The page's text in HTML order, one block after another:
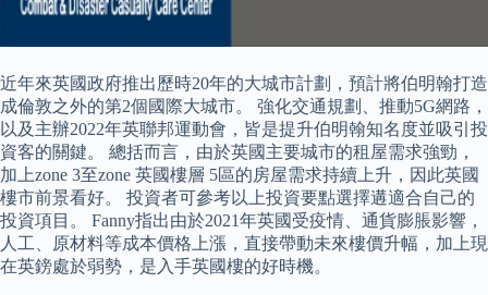
近年來英國政府推出歷時20年的大城市計劃，預計將伯明翰打造
成倫敦之外的第2個國際大城市。 強化交通規劃、推動5G網路，
以及主辦2022年英聯邦運動會，皆是提升伯明翰知名度並吸引投
資客的關鍵。 總括而言，由於英國主要城市的租屋需求強勁，
加上zone 3至zone 英國樓層 5區的房屋需求持續上升，因此英國
樓市前景看好。 投資者可參考以上投資要點選擇遘適合自己的
投資項目。 Fanny指出由於2021年英國受疫情、通貨膨脹影響，
人工、原材料等成本價格上漲，直接帶動未來樓價升幅，加上現
在英鎊處於弱勢，是入手英國樓的好時機。